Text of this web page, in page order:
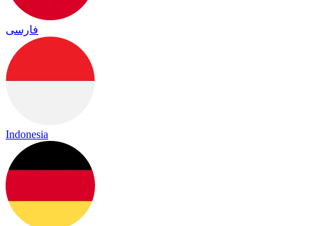
فارسی
Indonesia